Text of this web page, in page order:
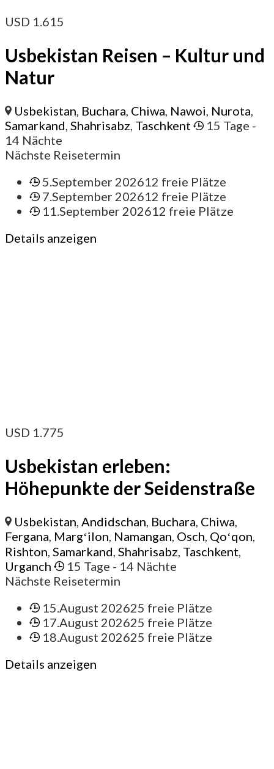
USD 1.615
Usbekistan Reisen – Kultur und
Natur
Usbekistan, Buchara, Chiwa, Nawoi, Nurota,
Samarkand, Shahrisabz, Taschkent 15 Tage -
14 Nächte
Nächste Reisetermin
5.September 202612 freie Plätze
7.September 202612 freie Plätze
11.September 202612 freie Plätze
Details anzeigen
USD 1.775
Usbekistan erleben:
Höhepunkte der Seidenstraße
Usbekistan,Andidschan, Buchara, Chiwa,
Fergana, Margʻilon, Namangan, Osch, Qoʻqon,
Rishton, Samarkand, Shahrisabz, Taschkent,
Urganch
15 Tage - 14 Nächte
Nächste Reisetermin
15.August 202625 freie Plätze
17.August 202625 freie Plätze
18.August 202625 freie Plätze
Details anzeigen